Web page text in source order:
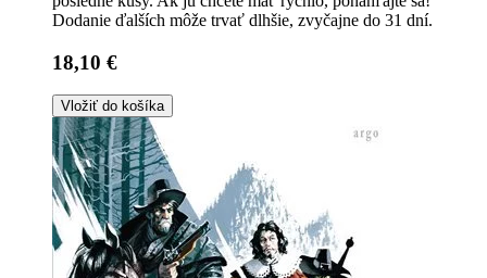
Dodanie ďalších môže trvať dlhšie, zvyčajne do 31 dní.
18,10 €
Vložiť do košíka